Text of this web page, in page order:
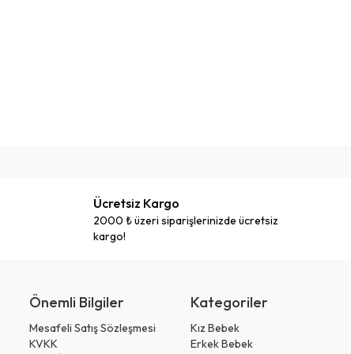
Ücretsiz Kargo
2000 ₺ üzeri siparişlerinizde ücretsiz
kargo!
Önemli Bilgiler
Mesafeli Satış Sözleşmesi
KVKK
Kategoriler
Kız Bebek
Erkek Bebek